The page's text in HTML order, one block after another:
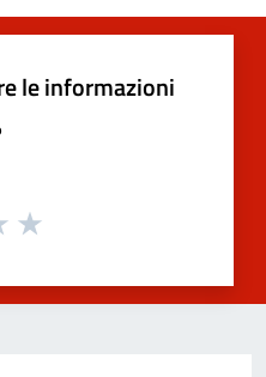
le informazioni